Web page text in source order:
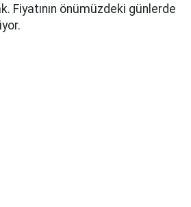
Fiyatının önümüzdeki günlerde